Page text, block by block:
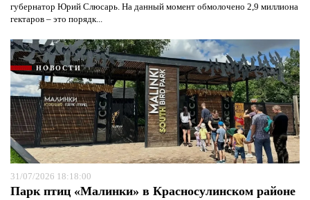
губернатор Юрий Слюсарь. На данный момент обмолочено 2,9 миллиона
гектаров – это порядк...
НОВОСТИ
31/07/2026 18:18:00
Парк птиц «Малинки» в Красносулинском районе